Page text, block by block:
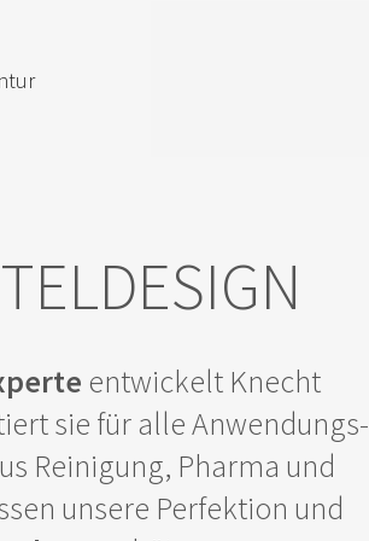
entwickelt Knecht
sie für alle Anwendungs­
Reinigung, Pharma und
unsere Perfektion und